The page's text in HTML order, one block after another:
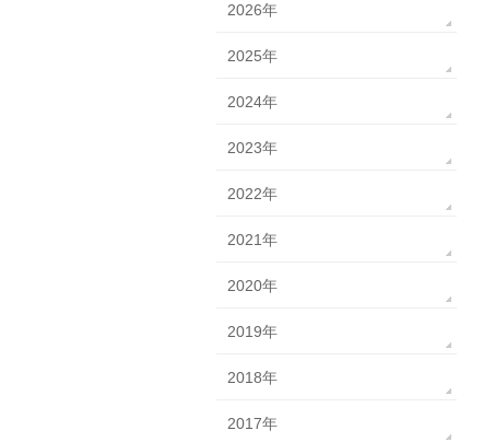
2026年
2025年
2024年
2023年
2022年
2021年
2020年
2019年
2018年
2017年